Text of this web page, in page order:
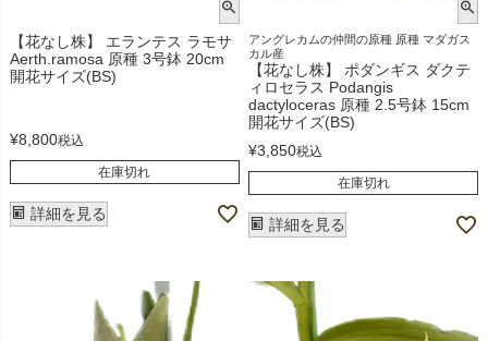
【花なし株】 エランテス ラモサ
Aerth.ramosa 原種 3号鉢 20cm
開花サイズ(BS)
¥8,800税込
在庫切れ
詳細を見る
アングレカムの仲間の原種 原種 マダガス
カル産
【花なし株】 ポダンギス ダクテ
ィロセラス Podangis
dactyloceras 原種 2.5号鉢 15cm
開花サイズ(BS)
¥3,850税込
在庫切れ
詳細を見る